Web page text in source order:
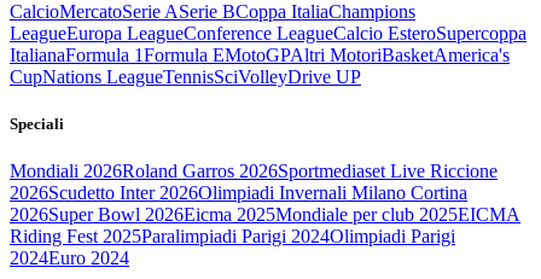
CalcioMercatoSerie ASerie BCoppa ItaliaChampions
LeagueEuropa LeagueConference LeagueCalcio EsteroSupercoppa
ItalianaFormula 1Formula EMotoGPAltri MotoriBasketAmerica's
CupNations LeagueTennisSciVolleyDrive UP
Speciali
Mondiali 2026Roland Garros 2026Sportmediaset Live Riccione
2026Scudetto Inter 2026Olimpiadi Invernali Milano Cortina
2026Super Bowl 2026Eicma 2025Mondiale per club 2025EICMA
Riding Fest 2025Paralimpiadi Parigi 2024Olimpiadi Parigi
2024Euro 2024